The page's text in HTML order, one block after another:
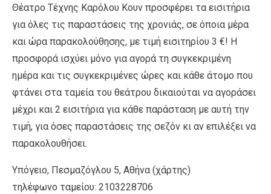
Θέατρο Τέχνης Καρόλου Κουν προσφέρει τα εισιτήρια
για όλες τις παραστάσεις της χρονιάς, σε όποια μέρα
και ώρα παρακολούθησης, με τιμή εισιτηρίου 3 €! Η
προσφορά ισχύει μόνο για αγορά τη συγκεκριμένη
ημέρα και τις συγκεκριμένες ώρες και κάθε άτομο που
φτάνει στα ταμεία του θεάτρου δικαιούται να αγοράσει
μέχρι και 2 εισιτήρια για κάθε παράσταση με αυτή την
τιμή, για όσες παραστάσεις της σεζόν κι αν επιλέξει να
παρακολουθήσει.
Υπόγειο, Πεσμαζόγλου 5, Αθήνα (χάρτης)
τηλέφωνο ταμείου: 2103228706